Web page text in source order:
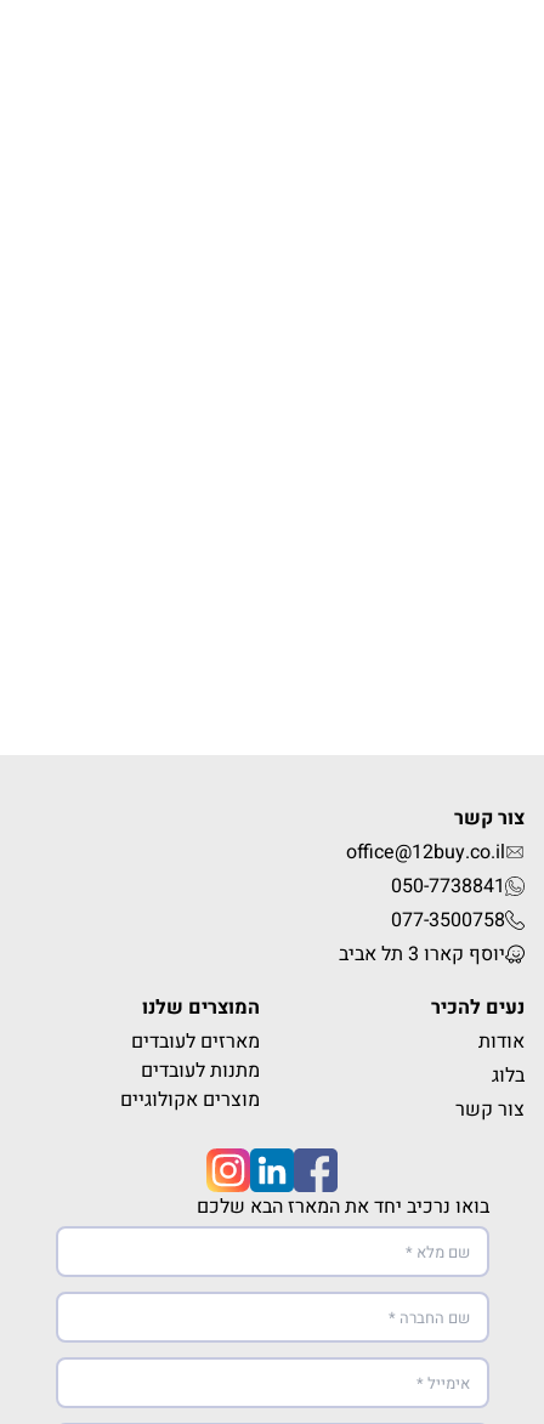
צור קשר
office@12buy.co.il
050-7738841
077-3500758
יוסף קארו 3 תל אביב
נעים להכיר
אודות
בלוג
צור קשר
המוצרים שלנו
מארזים לעובדים
מתנות לעובדים
מוצרים אקולוגיים
בואו נרכיב יחד את המארז הבא שלכם